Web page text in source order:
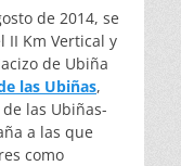
de 2014, se
II Km Vertical y
de Ubiña
las Ubiñas,
las Ubiñas-
a las que
como